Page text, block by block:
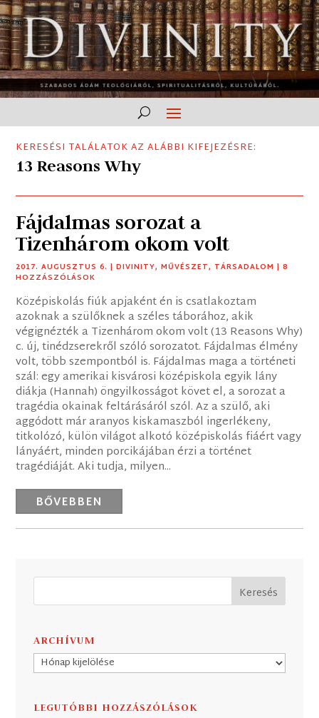
KERESÉSI TALÁLATOK AZ ALÁBBI KIFEJEZÉSRE:
13 Reasons Why
Fájdalmas sorozat a
Tizenhárom okom volt
2017. AUGUSZTUS 6. |DIVINITY,MŰVÉSZET, TÁRSADALOM | 8
HOZZÁSZÓLÁSOK
Középiskolás fiúk apjaként én is csatlakoztam
azoknak a szülőknek a széles táborához, akik
végignézték a Tizenhárom okom volt (13 Reasons Why)
c. új, tinédzserekről szóló sorozatot. Fájdalmas élmény
volt, több szempontból is. Fájdalmas maga a történeti
szál: egy amerikai kisvárosi középiskola egyik lány
diákja (Hannah) öngyilkosságot követ el, a sorozat a
tragédia okainak feltárásáról szól. Az a szülő, aki
aggódott már aranyos kiskamaszból ingerlékeny,
titkolózó, külön világot alkotó középiskolás fiáért vagy
lányáért, minden porcikájában érzi a történet
tragédiáját. Aki tudja, milyen...
BŐVEBBEN
ARCHÍVUM
Archívum
LEGUTÓBBI HOZZÁSZÓLÁSOK